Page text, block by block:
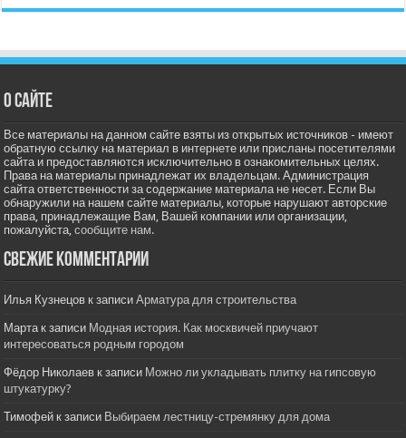
О сайте
Все материалы на данном сайте взяты из открытых источников - имеют
обратную ссылку на материал в интернете или присланы посетителями
сайта и предоставляются исключительно в ознакомительных целях.
Права на материалы принадлежат их владельцам. Администрация
сайта ответственности за содержание материала не несет. Если Вы
обнаружили на нашем сайте материалы, которые нарушают авторские
права, принадлежащие Вам, Вашей компании или организации,
пожалуйста,сообщите нам.
Свежие комментарии
Илья Кузнецов к записиАрматура для строительства
Мартак записи Модная история. Как москвичей приучают
интересоваться родным городом
Фёдор Николаев к записи Можно ли укладывать плитку на гипсовую
штукатурку?
Тимофей к записи Выбираем лестницу-стремянку для дома